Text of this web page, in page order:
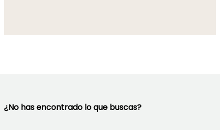
¿No has encontrado lo que buscas?